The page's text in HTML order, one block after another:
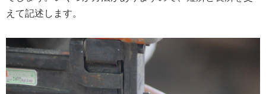
えて記述します。